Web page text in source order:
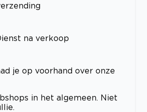
na verkoop
je op voorhand over onze
in het algemeen. Niet